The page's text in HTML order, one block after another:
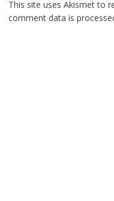
This site uses Akismet to
comment data is